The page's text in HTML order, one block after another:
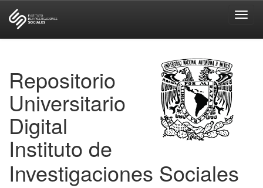
Repositorio
Universitario
Digital
Instituto de
Investigaciones Sociales